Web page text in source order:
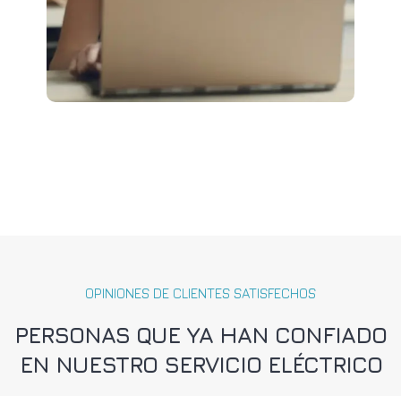
OPINIONES DE CLIENTES SATISFECHOS
PERSONAS QUE YA HAN CONFIADO
EN NUESTRO SERVICIO ELÉCTRICO